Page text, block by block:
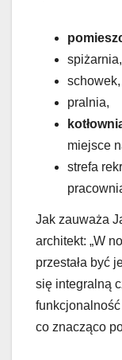
spiżarnia,
schowek,
pralnia,
miejsce
strefa
Jak zauważa
architekt: „W
przestała być
się integralną
co znacząco